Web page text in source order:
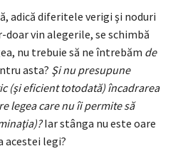
adică diferitele verigi şi noduri
vin alegerile, se schimbă
nu trebuie să ne întrebăm de
asta? Şi nu presupune
(şi eficient totodată) încadrarea
legea care nu îi permite să
Iar stânga nu este oare
acestei legi?